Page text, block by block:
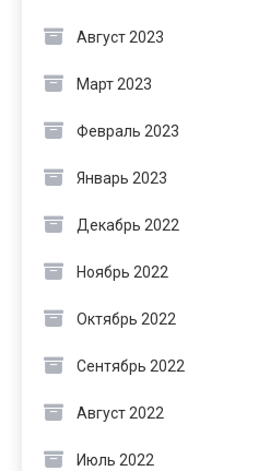
Август 2023
Март 2023
Февраль 2023
Январь 2023
Декабрь 2022
Ноябрь 2022
Октябрь 2022
Сентябрь 2022
Август 2022
Июль 2022